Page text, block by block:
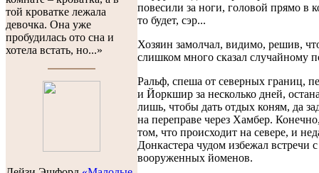
той кроватке лежала
девочка. Она уже
пробудилась ото сна и
хотела встать, но...»
повесили за ноги, головой прямо в
то будет, сэр...
Хозяин замолчал, видимо, решив,
слишком много сказал случайному
Ральф, спеша от северных границ,
и Йоркшир за несколько дней,
лишь, чтобы дать отдых коням, да
на переправе через Хамбер.
том, что происходит на севере, и
Донкастера чудом избежал встречи
вооруженных йоменов.